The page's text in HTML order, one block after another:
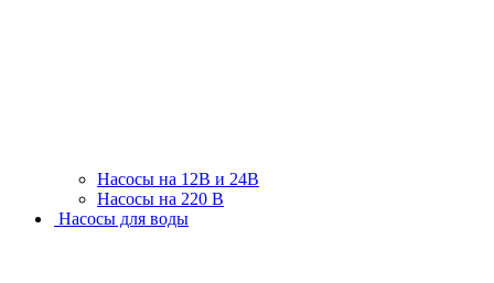
Насосы на 12В и 24В
Насосы на 220 В
Насосы для воды